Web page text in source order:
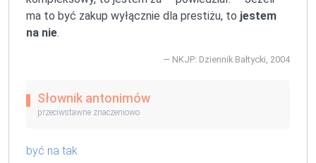
ma to być zakup wyłącznie dla prestiżu, to jestem
na nie.
NKJP: Dziennik Bałtycki, 2004
Słownik antonimów
przeciwstawne znaczeniowo
być na tak